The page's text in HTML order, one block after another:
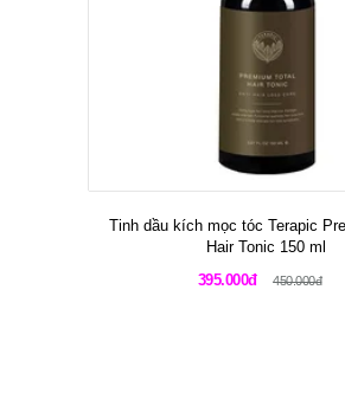
Tinh dầu kích mọc tóc Terapic
Hair Tonic 150 ml
395.000đ
450.000đ